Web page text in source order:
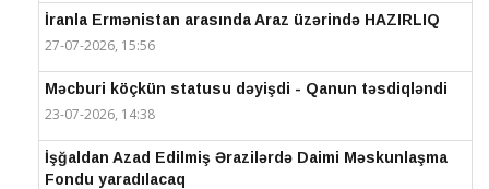
İranla Ermənistan arasında Araz üzərində HAZIRLIQ
27-07-2026, 15:56
Məcburi köçkün statusu dəyişdi - Qanun təsdiqləndi
23-07-2026, 14:38
İşğaldan Azad Edilmiş Ərazilərdə Daimi Məskunlaşma
Fondu yaradılacaq